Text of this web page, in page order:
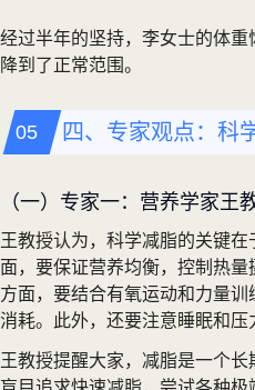
经过半年的坚持，李女士的体
降到了正常范围。
四、专家观点：科
（一）专家一：营养学家王
王教授认为，科学减脂的关键
面，要保证营养均衡，控制热
方面，要结合有氧运动和力量
消耗。此外，还要注意睡眠和压
王教授提醒大家，减脂是一个